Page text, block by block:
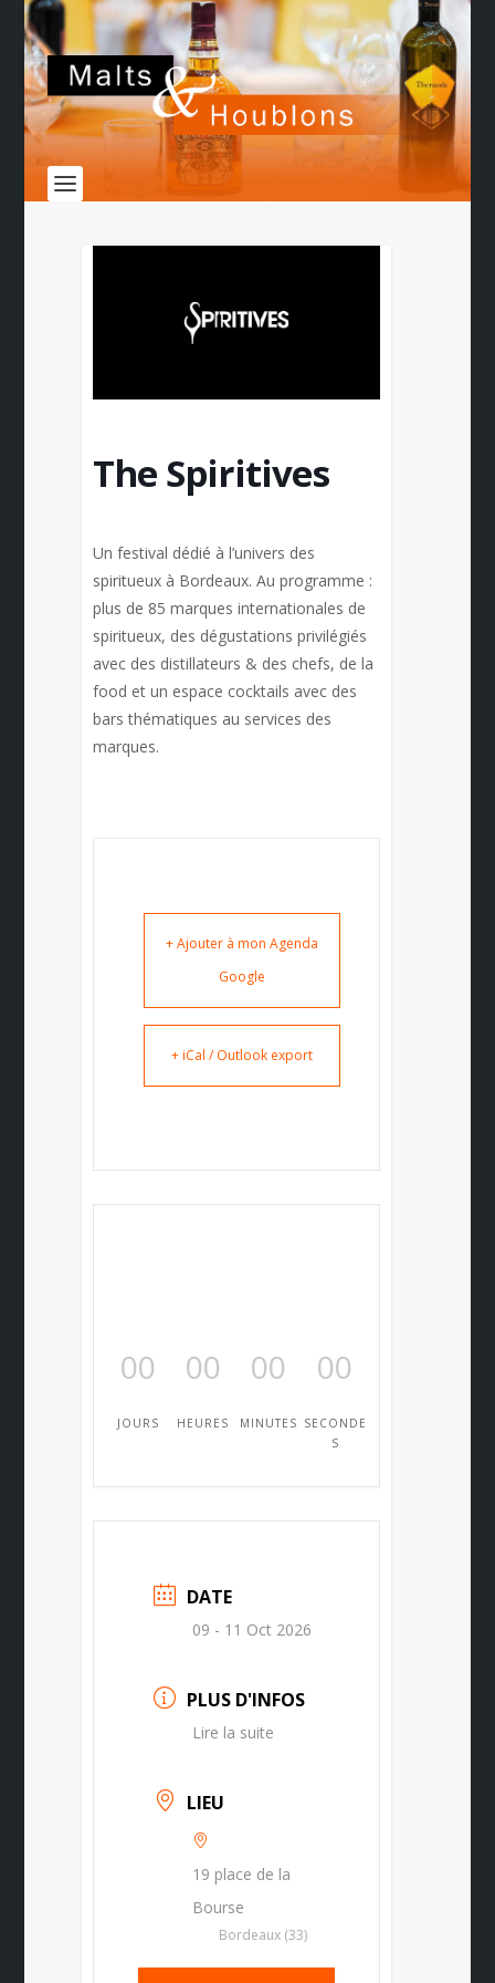
The Spiritives
Un festival dédié à l’univers des
spiritueux à Bordeaux. Au programme :
plus de 85 marques internationales de
spiritueux, des dégustations privilégiés
avec des distillateurs & des chefs, de la
food et un espace cocktails avec des
bars thématiques au services des
marques.
+ Ajouter à mon Agenda
Google
+ iCal / Outlook export
00
JOURS
00
HEURES
00
MINUTES
00
SECONDE
S
DATE
09 - 11 Oct 2026
PLUS D'INFOS
Lire la suite
LIEU
19 place de la
Bourse
Bordeaux (33)